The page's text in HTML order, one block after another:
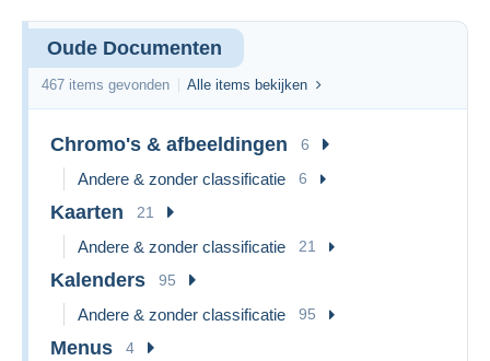
Oude Documenten
467 items gevonden Alle items bekijken
Chromo's & afbeeldingen 6
Andere & zonder classificatie 6
Kaarten 21
Andere & zonder classificatie 21
Kalenders 95
Andere & zonder classificatie 95
Menus 4